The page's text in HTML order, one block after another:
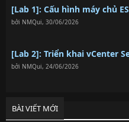
[Lab 1]: Cấu hình máy chủ
bởi NMQui, 30/06/2026
[Lab 2]: Triển khai vCenter
bởi NMQui, 24/06/2026
BÀI VIẾT MỚI